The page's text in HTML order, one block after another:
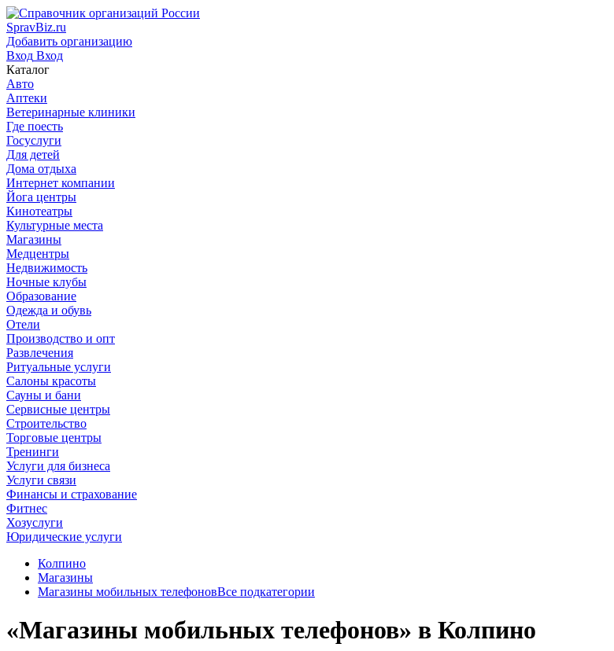
SpravBiz.ru
Добавить организацию
Вход Вход
Каталог
Авто
Аптеки
Ветеринарные клиники
Где поесть
Госуслуги
Для детей
Дома отдыха
Интернет компании
Йога центры
Кинотеатры
Культурные места
Магазины
Медцентры
Недвижимость
Ночные клубы
Образование
Одежда и обувь
Отели
Производство и опт
Развлечения
Ритуальные услуги
Салоны красоты
Сауны и бани
Сервисные центры
Строительство
Торговые центры
Тренинги
Услуги для бизнеса
Услуги связи
Финансы и страхование
Фитнес
Хозуслуги
Юридические услуги
Колпино
Магазины
Магазины мобильных телефоновВсе подкатегории
«Магазины мобильных телефонов» в Колпино